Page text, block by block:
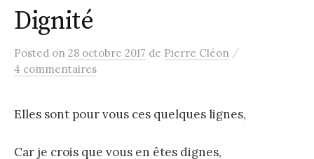
Dignité
Posted on 28 octobre 2017 de Pierre Cléon /
4 commentaires
Elles sont pour vous ces quelques lignes,
Car je crois que vous en êtes dignes,